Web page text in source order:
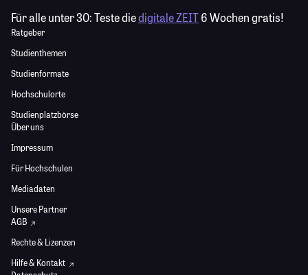
Für alle unter 30:Teste diedigitale ZEIT6 Wochen gratis!
Ratgeber
Studienthemen
Studienformate
Hochschulorte
Studienplatzbörse
Über uns
Impressum
Für Hochschulen
Mediadaten
Unsere Partner
AGB
Rechte & Lizenzen
Hilfe & Kontakt